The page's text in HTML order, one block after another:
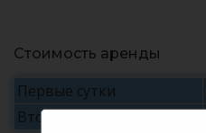
Стоимость аренды
Первые сутки
Вторые и последующие